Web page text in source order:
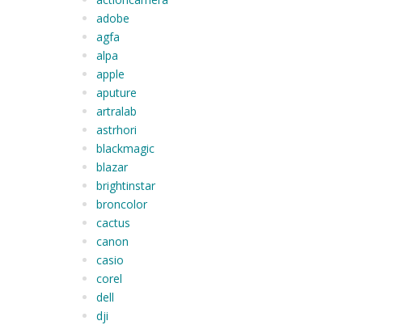
adobe
agfa
alpa
apple
aputure
artralab
astrhori
blackmagic
blazar
brightinstar
broncolor
cactus
canon
casio
corel
dell
dji